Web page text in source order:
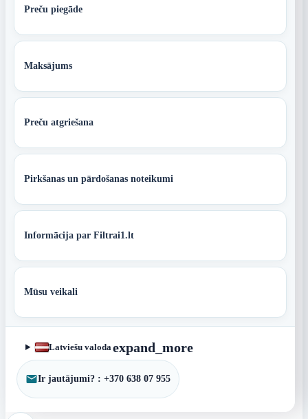
Preču piegāde
Maksājums
Preču atgriešana
Pirkšanas un pārdošanas noteikumi
Informācija par Filtrai1.lt
Mūsu veikali
Latviešu valoda expand_more
Ir jautājumi? : +370 638 07 955